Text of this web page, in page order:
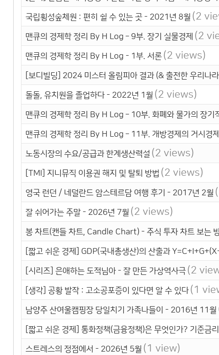
국립횡성숲체원 : 편히 쉴 수 있는 곳 - 2021년 8월 (2
맨큐의 경제학 정리 By H Log – 9부. 장기 실물경제 (2
맨큐의 경제학 정리 By H Log - 1부. 서론 (2 views)
[보디빌딩] 2024 미스터 올림피아 결과 (& 출전한 우리나
돌돌, 유치원을 졸업하다 - 2022년 1월 (2 views)
맨큐의 경제학 정리 By H Log – 10부. 화폐와 물가의 장기
맨큐의 경제학 정리 By H Log – 11부. 개방경제의 거시경
노동시장의 수요/공급과 한계생산력설 (2 views)
[TMI] 지니뮤직 이용권 해지 및 탈퇴 방법 (2 views)
영국 런던 / 네덜란드 암스테르담 여행 후기 - 2017년 2월
잘 쉬어가는 주말 - 2026년 7월 (2 views)
봉 차트(캔들 차트, Candle Chart) - 주식 투자 차트 보는
[짧고 쉬운 경제] GDP(국내총생산)의 산출과
[시리즈] 은애하는 도적님아 - 잘 만든 가상역사극 (2
[생각] 공황 발작 : 고소공포증이 있다면 알 수 있다 (1
남양주 산여울캠핑장 당일치기 가족나들이 - 2016년 11월
[짧고 쉬운 경제] 통화정책(금융정책)은 무엇인가? 기준금
스트레스의 정점에서 - 2026년 5월 (1 view)